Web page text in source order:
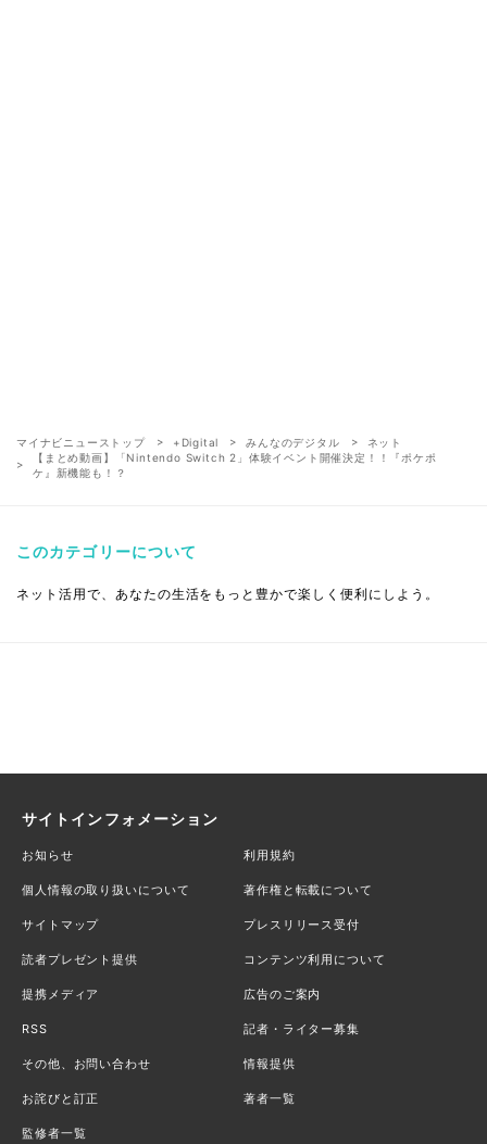
マイナビニューストップ +Digital みんなのデジタル
ネット
【まとめ動画】「Nintendo Switch 2」体験イベント開催決定！！『ポケポ
ケ』新機能も！？
このカテゴリーについて
ネット活用で、あなたの生活をもっと豊かで楽しく便利にしよう。
サイトインフォメーション
お知らせ 利用規約
個人情報の取り扱いについて 著作権と転載について
サイトマップ プレスリリース受付
読者プレゼント提供 コンテンツ利用について
提携メディア 広告のご案内
RSS 記者・ライター募集
その他、お問い合わせ 情報提供
お詫びと訂正 著者一覧
監修者一覧